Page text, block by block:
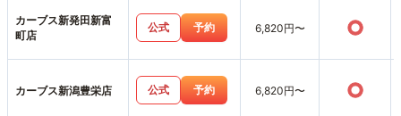
カーブス新発田新富
町店
公式 予約 6,820円〜 ○
カーブス新潟豊栄店 公式 予約 6,820円〜 ○